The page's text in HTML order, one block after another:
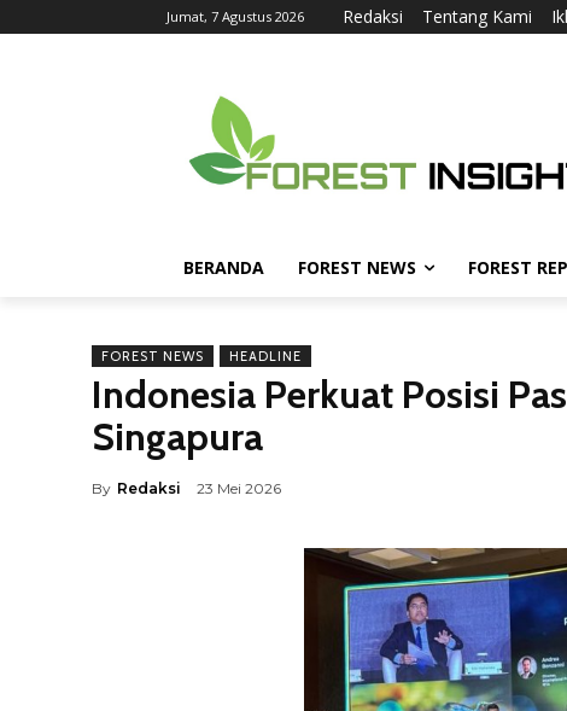
Jumat, 7 Agustus 2026 Redaksi Tentang Kami
BERANDA FOREST NEWS FOREST
FOREST NEWS HEADLINE
Indonesia Perkuat Posisi
Singapura
By Redaksi 23 Mei 2026